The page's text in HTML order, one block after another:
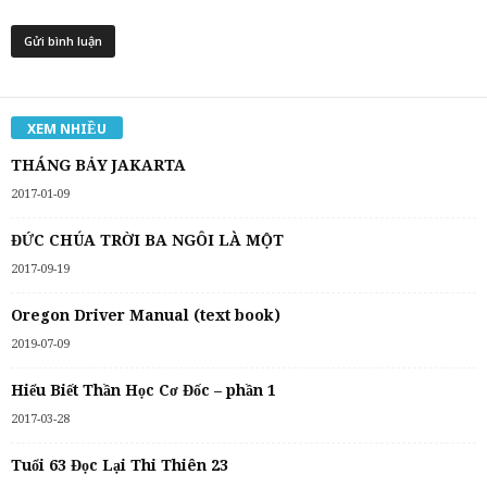
XEM NHIỀU
THÁNG BẢY JAKARTA
2017-01-09
ĐỨC CHÚA TRỜI BA NGÔI LÀ MỘT
2017-09-19
Oregon Driver Manual (text book)
2019-07-09
Hiểu Biết Thần Học Cơ Đốc – phần 1
2017-03-28
Tuổi 63 Đọc Lại Thi Thiên 23